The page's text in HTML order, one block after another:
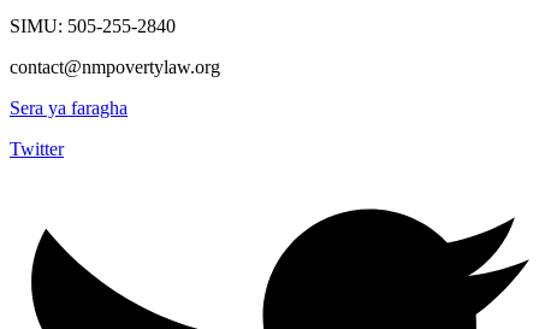
SIMU: 505-255-2840
contact@nmpovertylaw.org
Sera ya faragha
Twitter